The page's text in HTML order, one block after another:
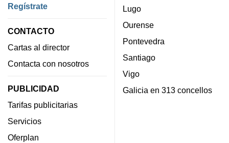
Regístrate
CONTACTO
Cartas al director
Contacta con nosotros
PUBLICIDAD
Tarifas publicitarias
Servicios
Oferplan
Lugo
Ourense
Pontevedra
Santiago
Vigo
Galicia en 313 concellos